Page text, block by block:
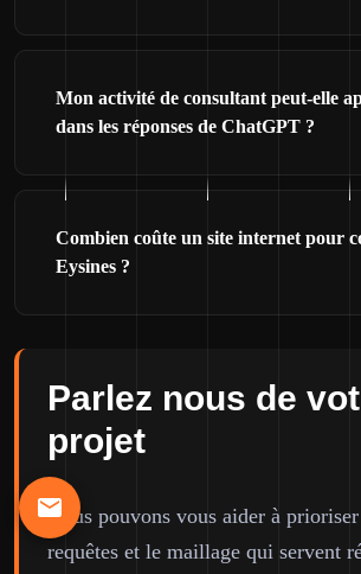
Mon activité de consultant peut-elle
dans les réponses de ChatGPT ?
Combien coûte un site internet pour
Eysines ?
Parlez nous de
projet
Nous pouvons vous aider à
requêtes et le maillage qui servent